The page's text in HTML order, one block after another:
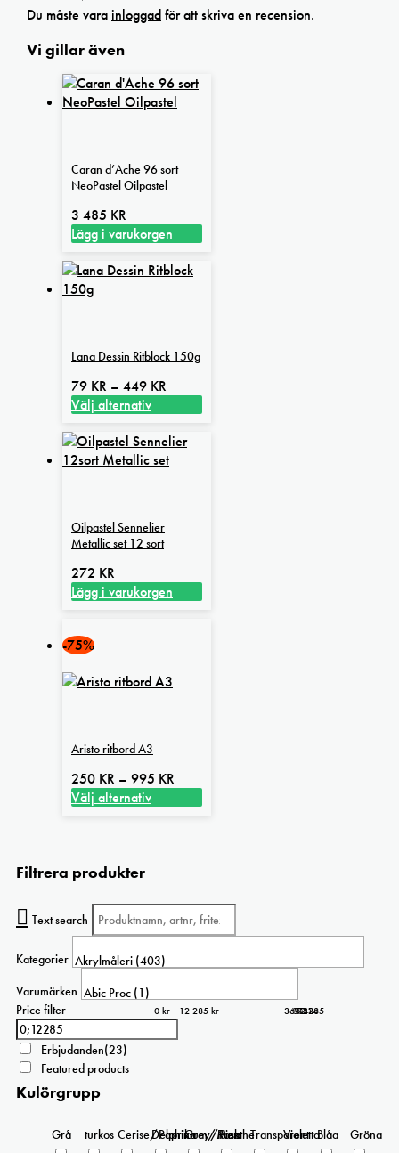
Du måste varainloggadför att skriva en recension.
Vi gillar även
Caran d’Ache 96 sort
NeoPastel Oilpastel
3 485 KR
Lägg i varukorgen
Lana Dessin Ritblock 150g
79 KR – 449 KR
449 kr
Välj alternativ
här
produkten
De
olika
alternativen
kan
produktsidan
Oilpastel Sennelier
Metallic set 12 sort
272 KR
Lägg i varukorgen
-75%
Aristo ritbord A3
250 KR – 995 KR
Välj alternativ
har
varianter.
De
alternativen
kan
väljas
på
produktsidan
Filtrera produkter
Text search
Kategorier
Varumärken
Price filter
0 kr 12 285 kr 0
3 071
6 143
9 214
12 285
Erbjudanden(23)
Featured products
Kulörgrupp
Grå turkos Cerise/Paprika
Delphinium/Menthe
Grey/Pink
Rosa Transparent
ViolettaBlåa Gröna